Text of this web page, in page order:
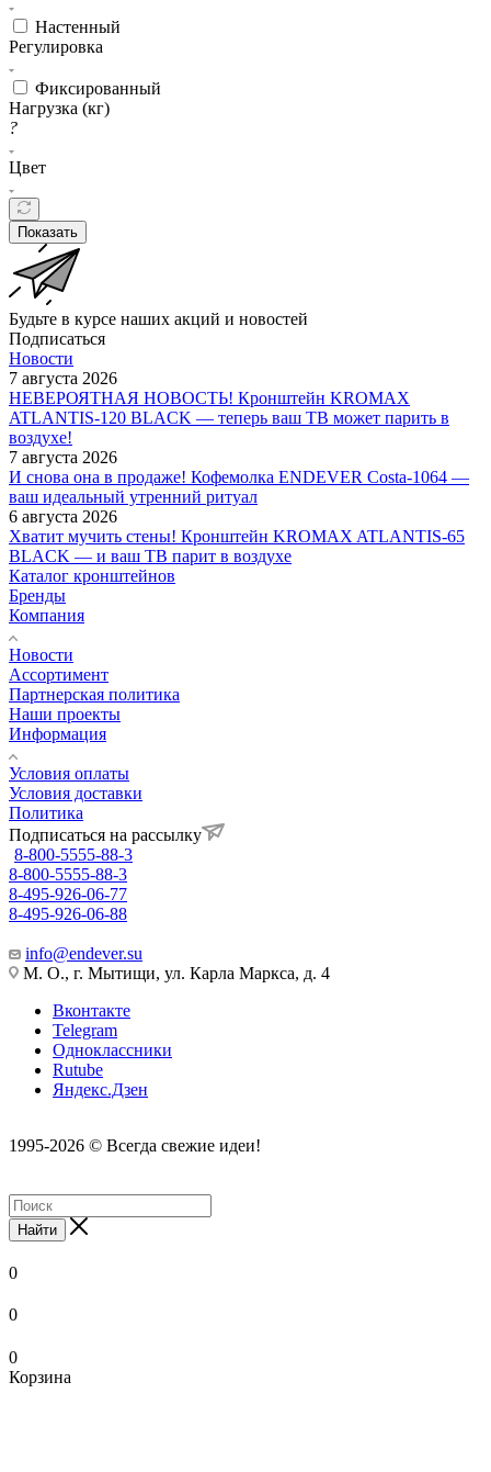
Настенный
Регулировка
Фиксированный
Нагрузка (кг)
?
Цвет
Показать
Будьте в курсе наших акций и новостей
Подписаться
Новости
7 августа 2026
НЕВЕРОЯТНАЯ НОВОСТЬ! Кронштейн KROMAX
ATLANTIS-120 BLACK — теперь ваш ТВ может парить в
воздухе!
7 августа 2026
И снова она в продаже! Кофемолка ENDEVER Costa-1064 —
ваш идеальный утренний ритуал
6 августа 2026
Хватит мучить стены! Кронштейн KROMAX ATLANTIS-65
BLACK — и ваш ТВ парит в воздухе
Каталог кронштейнов
Бренды
Компания
Новости
Ассортимент
Партнерская политика
Наши проекты
Информация
Условия оплаты
Условия доставки
Политика
Подписаться на рассылку
8-800-5555-88-3
8-800-5555-88-3
8-495-926-06-77
8-495-926-06-88
info@endever.su
М. О., г. Мытищи, ул. Карла Маркса, д. 4
Вконтакте
Telegram
Одноклассники
Rutube
Яндекс.Дзен
1995-2026 © Всегда свежие идеи!
Найти
0
0
0
Корзина